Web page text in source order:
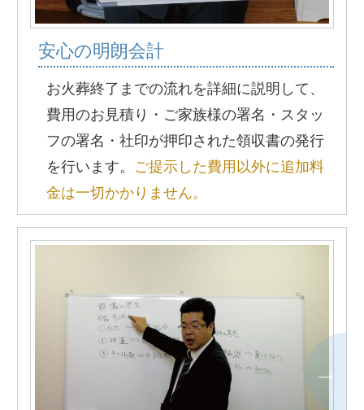
安心の明朗会計
お火葬終了までの流れを詳細に説明して、
費用のお見積り・ご家族様の署名・スタッ
フの署名・社印が押印された領収書の発行
を行います。 ご提示した費用以外に追加料
金は一切かかりません。